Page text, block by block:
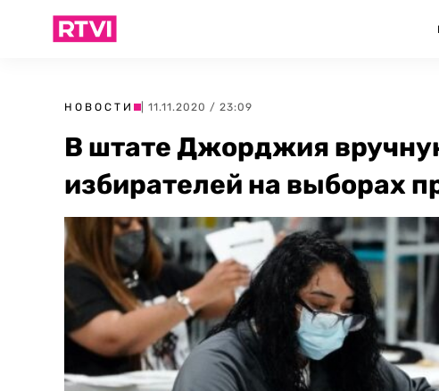
НОВОСТИ | 11.11.2020 / 23:09
В штате Джорджия
избирателей на выборах